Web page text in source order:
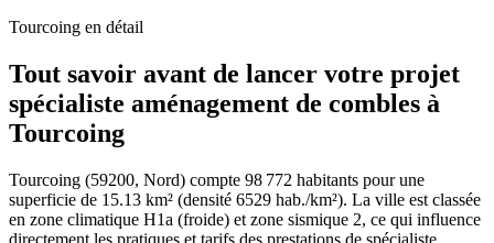
Tourcoing en détail
Tout savoir avant de lancer votre projet
spécialiste aménagement de combles à
Tourcoing
Tourcoing (59200, Nord) compte 98 772 habitants pour une
superficie de 15.13 km² (densité 6529 hab./km²). La ville est classée
en zone climatique H1a (froide) et zone sismique 2, ce qui influence
directement les pratiques et tarifs des prestations de spécialiste